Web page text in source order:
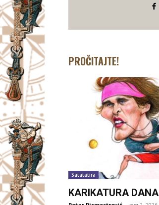
PROČITAJTE!
Satatatira
KARIKATURA DANA